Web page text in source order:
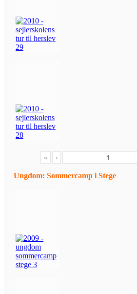
« ‹
Ungdom: Sommercamp i Stege